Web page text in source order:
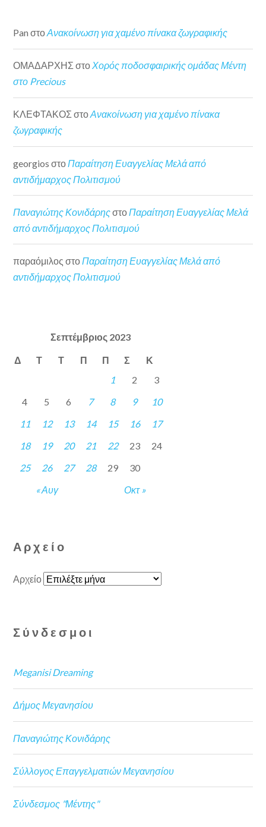
Pan στοΑνακοίνωση για χαμένο πίνακα ζωγραφικής
ΟΜΑΔΑΡΧΗΣ στοΧορός ποδοσφαιρικής ομάδας Μέντη
στο Precious
ΚΛΕΦΤΑΚΟΣ στοΑνακοίνωση για χαμένο πίνακα
ζωγραφικής
georgios στο Παραίτηση Ευαγγελίας Μελά από
αντιδήμαρχος Πολιτισμού
Παναγιώτης Κονιδάρηςστο Παραίτηση Ευαγγελίας Μελά
από αντιδήμαρχος Πολιτισμού
παραόμιλος στοΠαραίτηση Ευαγγελίας Μελά από
αντιδήμαρχος Πολιτισμού
Σεπτέμβριος 2023
Δ Τ Τ Π Π Σ Κ
« Αυγ Οκτ »
1 2
3
4
5 6 7 8 9
10
11
12 13 14 15 16
17
18
19 20 21 22 23
24
25
26 27 28 29 30
Αρχείο
Αρχείο
Σύνδεσμοι
Meganisi Dreaming
Δήμος Μεγανησίου
Παναγιώτης Κονιδάρης
Σύλλογος Επαγγελματιών Μεγανησίου
Σύνδεσμος "Μέντης"